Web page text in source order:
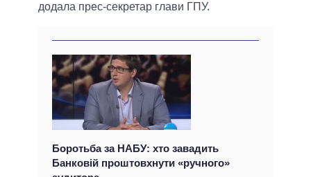
додала прес-секретар глави ГПУ.
Боротьба за НАБУ: хто завадить
Банковій проштовхнути «ручного»